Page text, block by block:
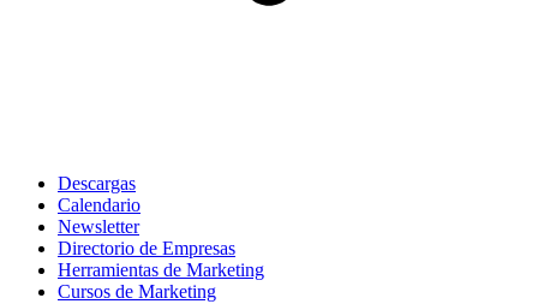
Descargas
Calendario
Newsletter
Directorio de Empresas
Herramientas de Marketing
Cursos de Marketing